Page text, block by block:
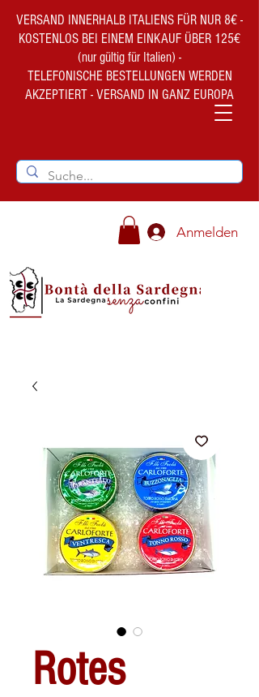
VERSAND INNERHALB ITALIENS FÜR NUR 8€ -
KOSTENLOS BEI EINEM EINKAUF ÜBER 125€
(nur gültig für Italien) -
TELEFONISCHE BESTELLUNGEN WERDEN
AKZEPTIERT - VERSAND IN GANZ EUROPA
Anmelden
Rotes